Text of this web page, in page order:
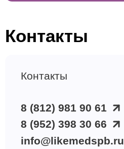
Контакты
Контакты
8 (812) 981 90 61
8 (952) 398 30 66
info@likemedspb.ru